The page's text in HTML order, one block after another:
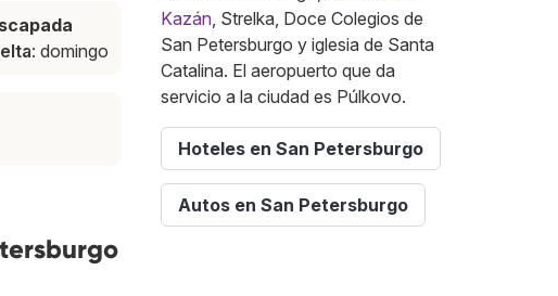
: domingo
Kazán, Strelka, Doce Colegios de
San Petersburgo y iglesia de Santa
Catalina. El aeropuerto que da
servicio a la ciudad es Púlkovo.
Hoteles en San Petersburgo
Autos en San Petersburgo